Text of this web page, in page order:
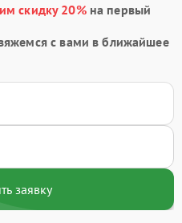
скидку 20%на первый
с вами в ближайшее
заявку